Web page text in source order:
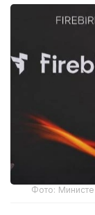
Фото: